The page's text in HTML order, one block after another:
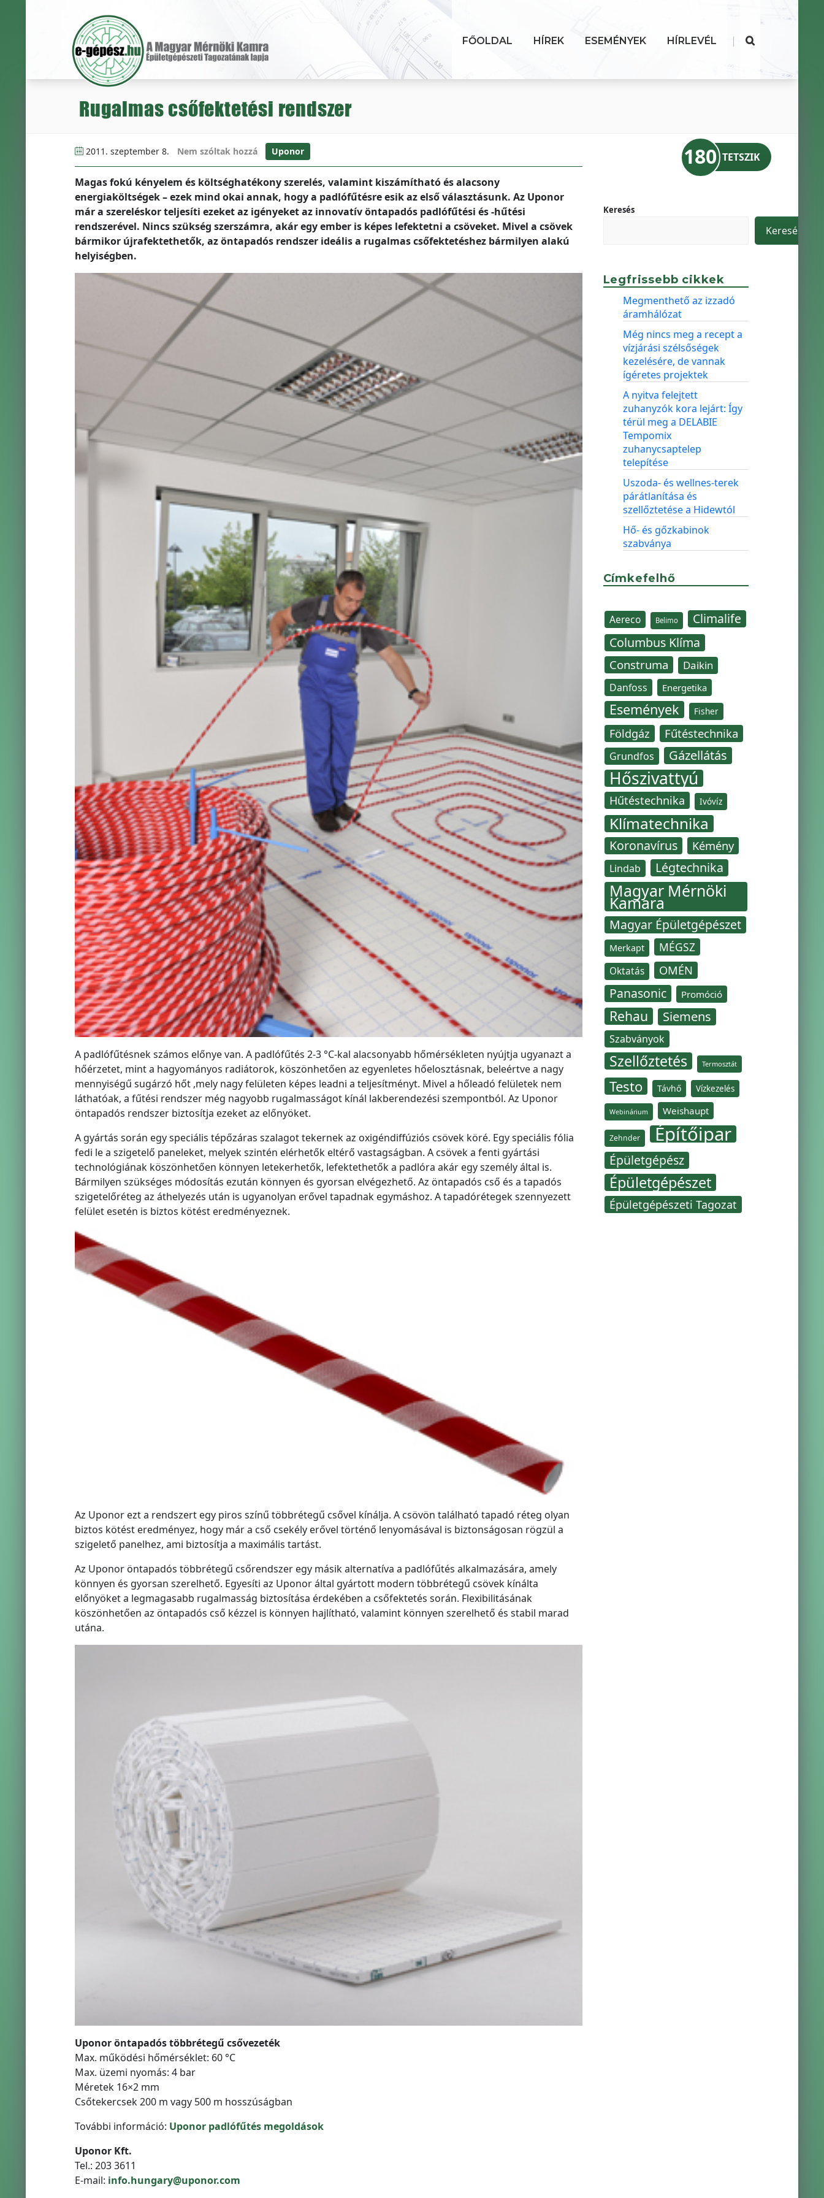
FŐOLDAL HÍREK ESEMÉNYEK HÍRLEVÉL |
Rugalmas csőfektetési rendszer
2011. szeptember 8. Nem szóltak hozzá Uponor
Magas fokú kényelem és költséghatékony szerelés, valamint kiszámítható és alacsony
energiaköltségek – ezek mind okai annak, hogy a padlófűtésre esik az első választásunk. Az Uponor
már a szereléskor teljesíti ezeket az igényeket az innovatív öntapadós padlófűtési és -hűtési
rendszerével. Nincs szükség szerszámra, akár egy ember is képes lefektetni a csöveket. Mivel a csövek
bármikor újrafektethetők, az öntapadós rendszer ideális a rugalmas csőfektetéshez bármilyen alakú
helyiségben.
A padlófűtésnek számos előnye van. A padlófűtés 2-3 °C-kal alacsonyabb hőmérsékleten nyújtja ugyanazt a
hőérzetet, mint a hagyományos radiátorok, köszönhetően az egyenletes hőelosztásnak, beleértve a nagy
mennyiségű sugárzó hőt ,mely nagy felületen képes leadni a teljesítményt. Mivel a hőleadó felületek nem
láthatóak, a fűtési rendszer még nagyobb rugalmasságot kínál lakberendezési szempontból. Az Uponor
öntapadós rendszer biztosítja ezeket az előnyöket.
A gyártás során egy speciális tépőzáras szalagot tekernek az oxigéndiffúziós csövek köré. Egy speciális fólia
fedi le a szigetelő paneleket, melyek szintén elérhetők eltérő vastagságban. A csövek a fenti gyártási
technológiának köszönhetően könnyen letekerhetők, lefektethetők a padlóra akár egy személy által is.
Bármilyen szükséges módosítás ezután könnyen és gyorsan elvégezhető. Az öntapadós cső és a tapadós
szigetelőréteg az áthelyezés után is ugyanolyan erővel tapadnak egymáshoz. A tapadórétegek szennyezett
felület esetén is biztos kötést eredményeznek.
Az Uponor ezt a rendszert egy piros színű többrétegű csővel kínálja. A csövön található tapadó réteg olyan
biztos kötést eredményez, hogy már a cső csekély erővel történő lenyomásával is biztonságosan rögzül a
szigelető panelhez, ami biztosítja a maximális tartást.
Az Uponor öntapadós többrétegű csőrendszer egy másik alternatíva a padlófűtés alkalmazására, amely
könnyen és gyorsan szerelhető. Egyesíti az Uponor által gyártott modern többrétegű csövek kínálta
előnyöket a legmagasabb rugalmasság biztosítása érdekében a csőfektetés során. Flexibilitásának
köszönhetően az öntapadós cső kézzel is könnyen hajlítható, valamint könnyen szerelhető és stabil marad
utána.
Uponor öntapadós többrétegű csővezeték
Max. működési hőmérséklet: 60 °C
Max. üzemi nyomás: 4 bar
Méretek 16×2 mm
Csőtekercsek 200 m vagy 500 m hosszúságban
További információ: Uponor padlófűtés megoldások
Uponor Kft.
Tel.: 203 3611
E-mail: info.hungary@uponor.com
180 TETSZIK
Keresés
Keresés
Legfrissebb cikkek
Megmenthető az izzadó
áramhálózat
Még nincs meg a recept a
vízjárási szélsőségek
kezelésére, de vannak
ígéretes projektek
A nyitva felejtett
zuhanyzók kora lejárt: Így
térül meg a DELABIE
Tempomix
zuhanycsaptelep
telepítése
Uszoda- és wellnes-terek
párátlanítása és
szellőztetése a Hidewtól
Hő- és gőzkabinok
szabványa
Címkefelhő
Aereco Belimo
Climalife
Columbus Klíma
Construma Daikin
Danfoss Energetika
Események Fisher
Földgáz Fűtéstechnika
Grundfos Gázellátás
Hőszivattyú
Hűtéstechnika Ivóvíz
Klímatechnika
Koronavírus Kémény
Lindab Légtechnika
Magyar Mérnöki
Kamara
Magyar Épületgépészet
Merkapt MÉGSZ
Oktatás OMÉN
Panasonic Promóció
Rehau Siemens
Szabványok
Szellőztetés Termosztát
Testo Távhő Vízkezelés
Webinárium Weishaupt
Zehnder Építőipar
Épületgépész
Épületgépészet
Épületgépészeti Tagozat